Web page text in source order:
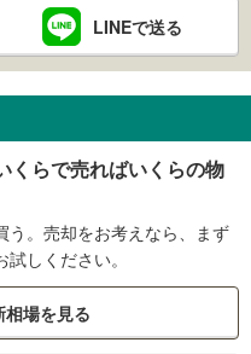
LINEで送る
くらで売ればいくらの物
う。売却をお考えなら、まず
しください。
相場を見る